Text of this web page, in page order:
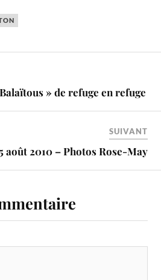
» de refuge en refuge
SUIVANT
août 2010 – Photos Rose-May